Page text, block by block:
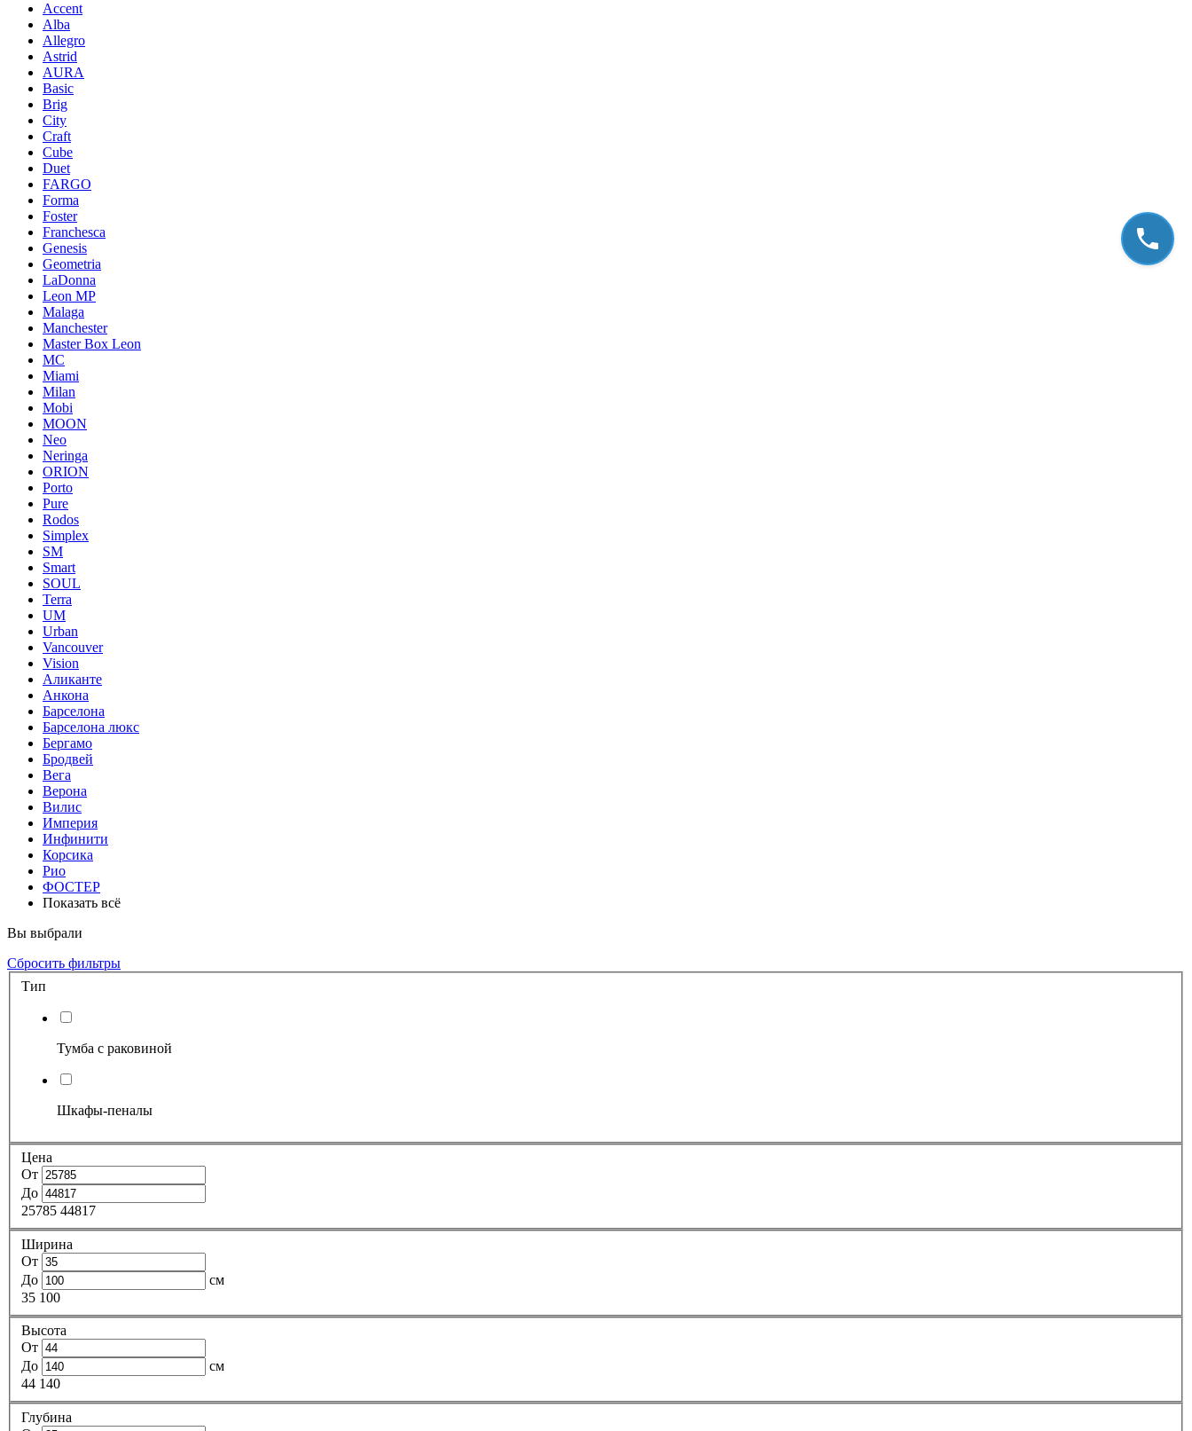
Accent
Alba
Allegro
Astrid
AURA
Basic
Brig
City
Craft
Cube
Duet
FARGO
Forma
Foster
Franchesca
Genesis
Geometria
LaDonna
Leon MP
Malaga
Manchester
Master Box Leon
MC
Miami
Milan
Mobi
MOON
Neo
Neringa
ORION
Porto
Pure
Rodos
Simplex
SM
Smart
SOUL
Terra
UM
Urban
Vancouver
Vision
Аликанте
Анкона
Барселона
Барселона люкс
Бергамо
Бродвей
Вега
Верона
Вилис
Империя
Инфинити
Корсика
Рио
ФОСТЕР
Показать всё
Вы выбрали
Сбросить фильтры
Тип
Тумба с раковиной
Шкафы-пеналы
Цена
От
До
25785 44817
Ширина
От
До
см
35 100
Высота
От
До
см
44 140
Глубина